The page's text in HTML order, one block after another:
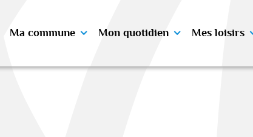
Ma commune Mon quotidien Mes loisirs